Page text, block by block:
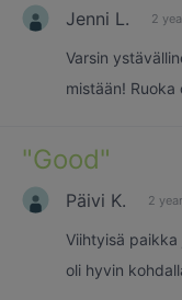
Jenni L. 2
Varsin
mistään! Ruoka
"Good"
Päivi K. 2
Viihtyisä
oli hyvin